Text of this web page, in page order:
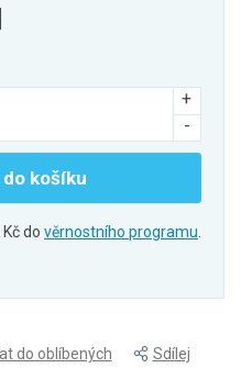
košíku
do věrnostního programu
do oblíbených
Sdílej